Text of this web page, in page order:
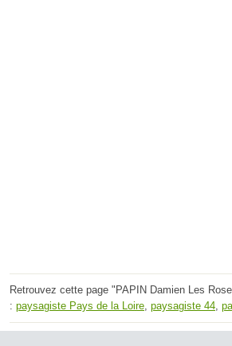
Retrouvez cette page "PAPIN Damien Les
: paysagiste Pays de la Loire, paysagiste 44,